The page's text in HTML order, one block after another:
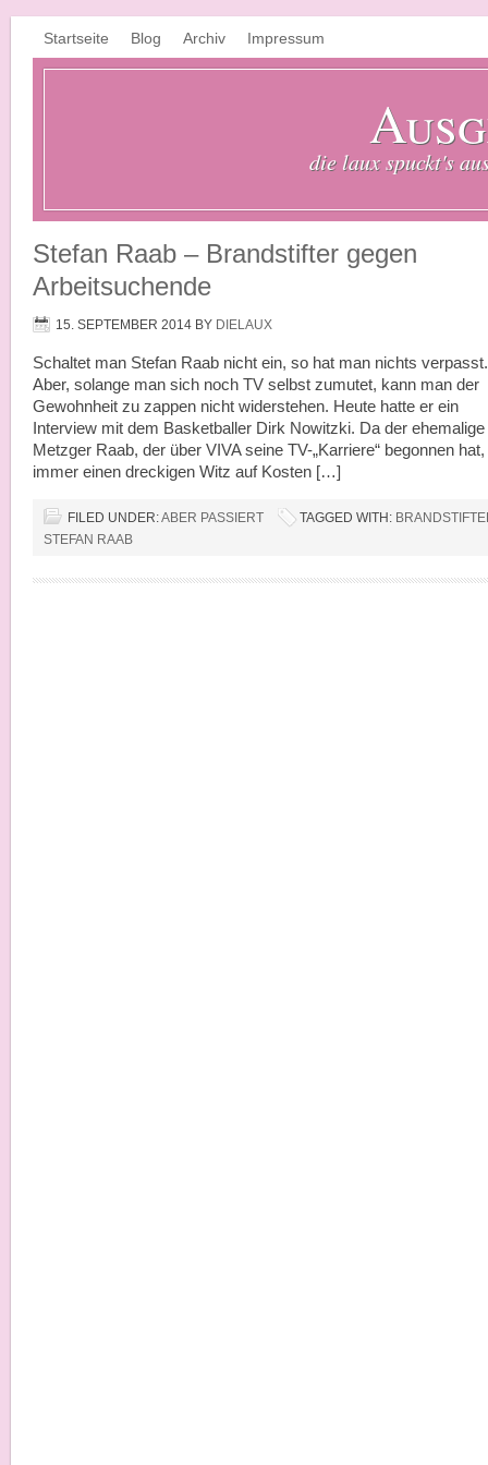
Startseite Blog Archiv Impressum
die laux spuckt's
Stefan Raab – Brandstifter gegen
Arbeitsuchende
15. SEPTEMBER 2014 BY DIELAUX
Schaltet man Stefan Raab nicht ein, so hat man nichts verpasst.
Aber, solange man sich noch TV selbst zumutet, kann man der
Gewohnheit zu zappen nicht widerstehen. Heute hatte er ein
Interview mit dem Basketballer Dirk Nowitzki. Da der ehemalige
Metzger Raab, der über VIVA seine TV-„Karriere“ begonnen hat,
immer einen dreckigen Witz auf Kosten […]
FILED UNDER:ABER PASSIERT TAGGED WITH:
STEFAN RAAB